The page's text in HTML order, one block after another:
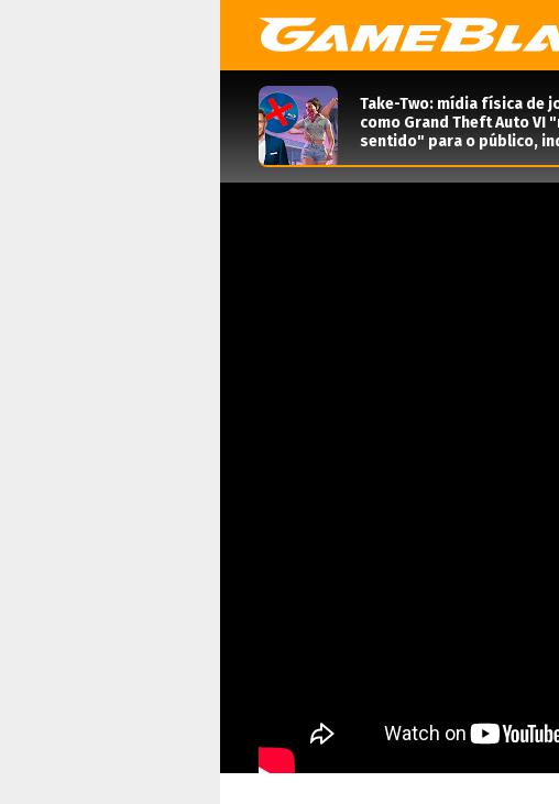
Take-Two: mídia física de
como Grand Theft Auto VI
sentido" para o público,